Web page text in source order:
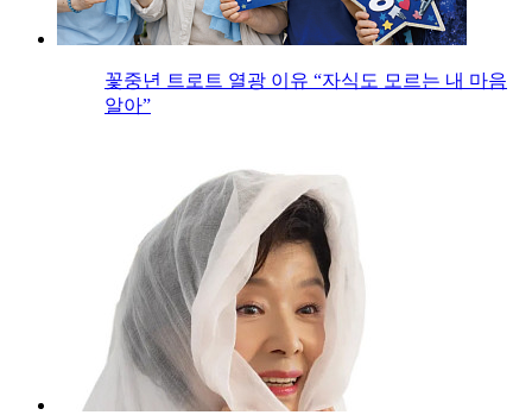
꽃중년 트로트 열광 이유 “자식도 모르는 내 마음
알아”